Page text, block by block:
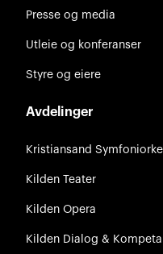
Presse og media
Utleie og konferanser
Styre og eiere
Avdelinger
Kristiansand
Kilden Teater
Kilden Opera
Kilden Dialog &